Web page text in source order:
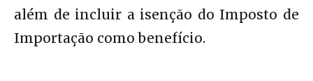
além de incluir a isenção do Imposto de
Importação como benefício.